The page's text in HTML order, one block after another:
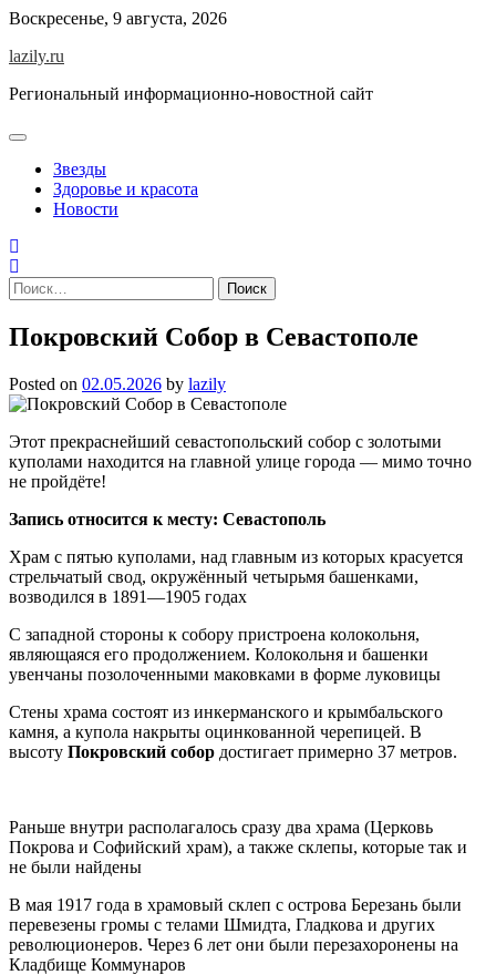
Skip
content
Воскресенье, 9 августа, 2026
lazily.ru
Региональный информационно-новостной сайт
Звезды
Здоровье и красота
Новости
Найти:
Покровский Собор в Севастополе
Posted on 02.05.2026 by lazily
Этот прекраснейший севастопольский собор с золотыми
куполами находится на главной улице города — мимо точно
не пройдёте!
Запись относится к месту: Севастополь
Храм с пятью куполами, над главным из которых красуется
стрельчатый свод, окружённый четырьмя башенками,
возводился в 1891—1905 годах
С западной стороны к собору пристроена колокольня,
являющаяся его продолжением. Колокольня и башенки
увенчаны позолоченными маковками в форме луковицы
Стены храма состоят из инкерманского и крымбальского
камня, а купола накрыты оцинкованной черепицей. В
высоту Покровский собор достигает примерно 37 метров.
Раньше внутри располагалось сразу два храма (Церковь
Покрова и Софийский храм), а также склепы, которые так и
не были найдены
В мая 1917 года в храмовый склеп с острова Березань были
перевезены громы с телами Шмидта, Гладкова и других
революционеров. Через 6 лет они были перезахоронены на
Кладбище Коммунаров